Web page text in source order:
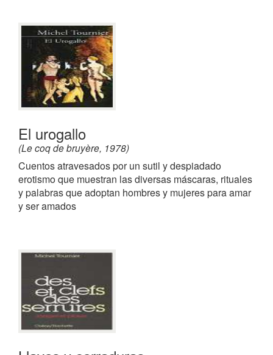
El urogallo
(Le coq de bruyère, 1978)
Cuentos atravesados por un sutil y despiadado
erotismo que muestran las diversas máscaras, rituales
y palabras que adoptan hombres y mujeres para amar
y ser amados